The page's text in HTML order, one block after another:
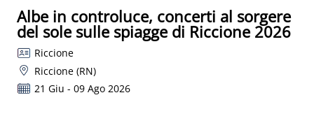
Albe in controluce, concerti al sorgere
del sole sulle spiagge di Riccione 2026
Riccione
Riccione (RN)
21 Giu - 09 Ago 2026